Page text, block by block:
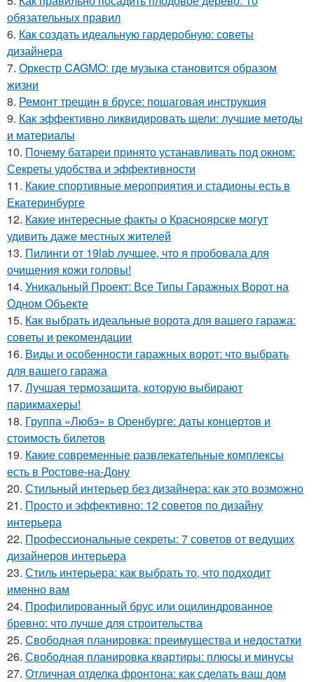
обязательных правил
6. Как создать идеальную гардеробную: советы
дизайнера
7. Оркестр CAGMO: где музыка становится образом
жизни
8. Ремонт трещин в брусе: пошаговая инструкция
9. Как эффективно ликвидировать щели: лучшие методы
и материалы
10. Почему батареи принято устанавливать под окном:
Секреты удобства и эффективности
11. Какие спортивные мероприятия и стадионы есть в
Екатеринбурге
12. Какие интересные факты о Красноярске могут
удивить даже местных жителей
13. Пилинги от 19lab лучшее, что я пробовала для
очищения кожи головы!
14. Уникальный Проект: Все Типы Гаражных Ворот на
Одном Объекте
15. Как выбрать идеальные ворота для вашего гаража:
советы и рекомендации
16. Виды и особенности гаражных ворот: что выбрать
для вашего гаража
17. Лучшая термозащита, которую выбирают
парикмахеры!
18. Группа «Любэ» в Оренбурге: даты концертов и
стоимость билетов
19. Какие современные развлекательные комплексы
есть в Ростове-на-Дону
20. Стильный интерьер без дизайнера: как это возможно
21. Просто и эффективно: 12 советов по дизайну
интерьера
22. Профессиональные секреты: 7 советов от ведущих
дизайнеров интерьера
23. Стиль интерьера: как выбрать то, что подходит
именно вам
24. Профилированный брус или оцилиндрованное
бревно: что лучше для строительства
25. Свободная планировка: преимущества и недостатки
26. Свободная планировка квартиры: плюсы и минусы
27. Отличная отделка фронтона: как сделать ваш дом